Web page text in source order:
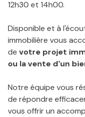
12h30 et 14h00.
Disponible et à
immobilière vous
de votre projet
ou la vente d'un
Notre équipe vous
de répondre
vous offrir un